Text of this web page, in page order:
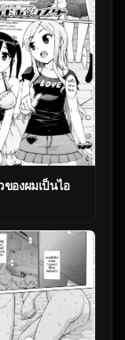
ของผมเป็นไอ